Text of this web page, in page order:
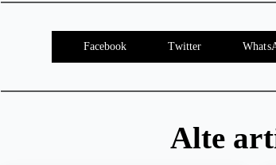
Facebook Twitter
Alte